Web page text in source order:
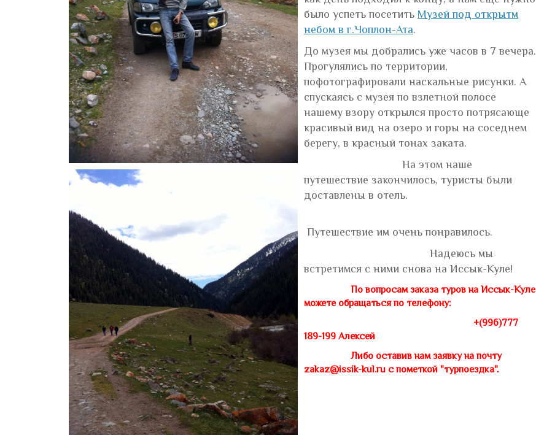
было успеть посетить Музей под открытм
небом в г.Чоплон-Ата.
До музея мы добрались уже часов в 7 вечера.
Прогулялись по территории,
пофотографировали наскальные рисунки. А
спускаясь с музея по взлетной полосе
нашему взору открылся просто потрясающе
красивый вид на озеро и горы на соседнем
берегу, в красный тонах заката.
На этом наше
путешествие закончилось, туристы были
доставлены в отель.
Путешествие им очень понравилось.
Надеюсь мы
встретимся с ними снова на Иссык-Куле!
По вопросам заказа туров на Иссык-Куле
можете обращаться по телефону:
+(996)777
189-199 Алексей
Либо оставив нам заявку на почту
zakaz@issik-kul.ru с пометкой "турпоездка".